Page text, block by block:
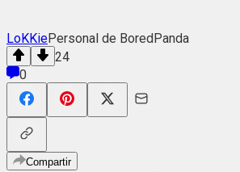
LoKKiePersonal de BoredPanda
24
0
Compartir